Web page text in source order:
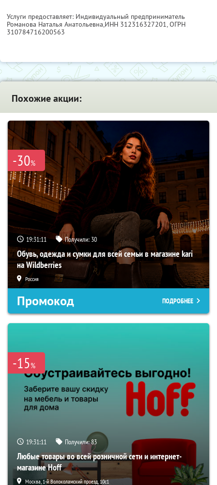
Услуги предоставляет: Индивидуальный предприниматель
Романова Наталья Анатольевна,ИНН 312316327201, ОГРН
310784716200563
Похожие акции:
-30%
19:31:10 Получили: 30
Обувь, одежда и сумки для всей семьи в магазине kari
на Wildberries
Россия
Промокод ПОДРОБНЕЕ
-15%
19:31:10 Получили:83
Любые товары во всей розничной сети и интернет-
магазине Hoff
Москва, 1-й Волоколамский проезд, 10с1